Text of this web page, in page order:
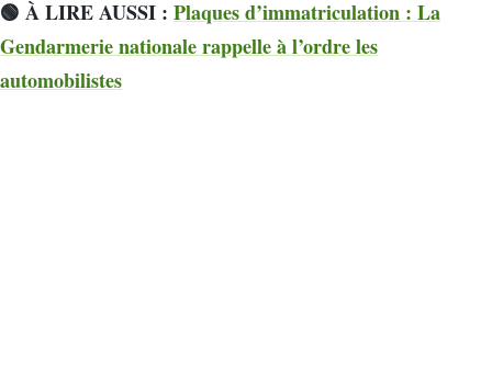
🟢 À LIRE AUSSI : Plaques d’immatriculation : La
Gendarmerie nationale rappelle à l’ordre les
automobilistes